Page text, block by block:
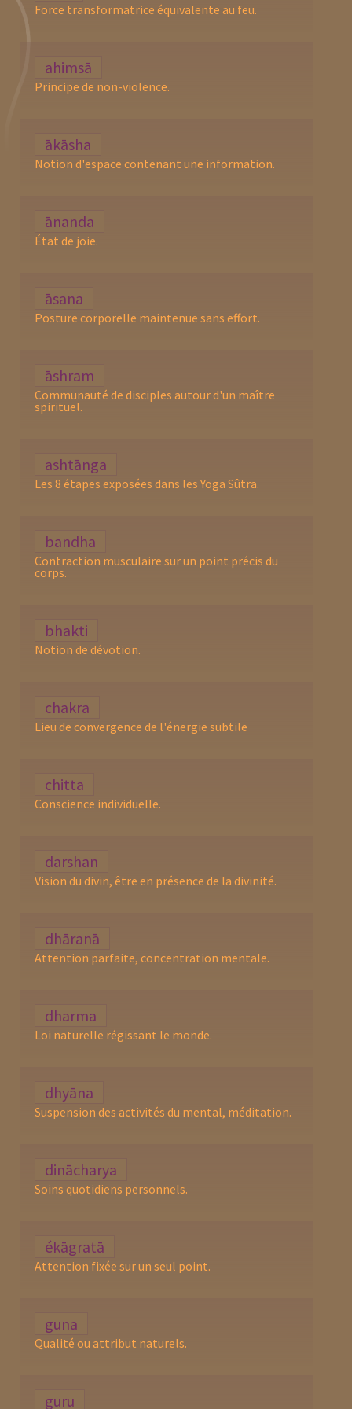
Force transformatrice équivalente au feu.
ahimsā
Principe de non-violence.
ākāsha
Notion d'espace contenant une information.
ānanda
État de joie.
āsana
Posture corporelle maintenue sans effort.
āshram
Communauté de disciples autour d'un maître
spirituel.
ashtānga
Les 8 étapes exposées dans les Yoga Sûtra.
bandha
Contraction musculaire sur un point précis du
corps.
bhakti
Notion de dévotion.
chakra
Lieu de convergence de l'énergie subtile
chitta
Conscience individuelle.
darshan
Vision du divin, être en présence de la divinité.
dhāranā
Attention parfaite, concentration mentale.
dharma
Loi naturelle régissant le monde.
dhyāna
Suspension des activités du mental, méditation.
dinācharya
Soins quotidiens personnels.
ékāgratā
Attention fixée sur un seul point.
guna
Qualité ou attribut naturels.
guru